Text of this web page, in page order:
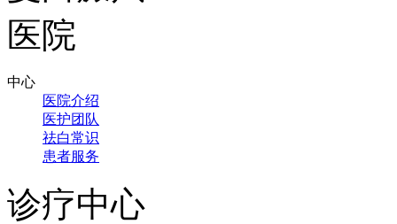
中心
医院介绍
医护团队
祛白常识
患者服务
诊疗中心